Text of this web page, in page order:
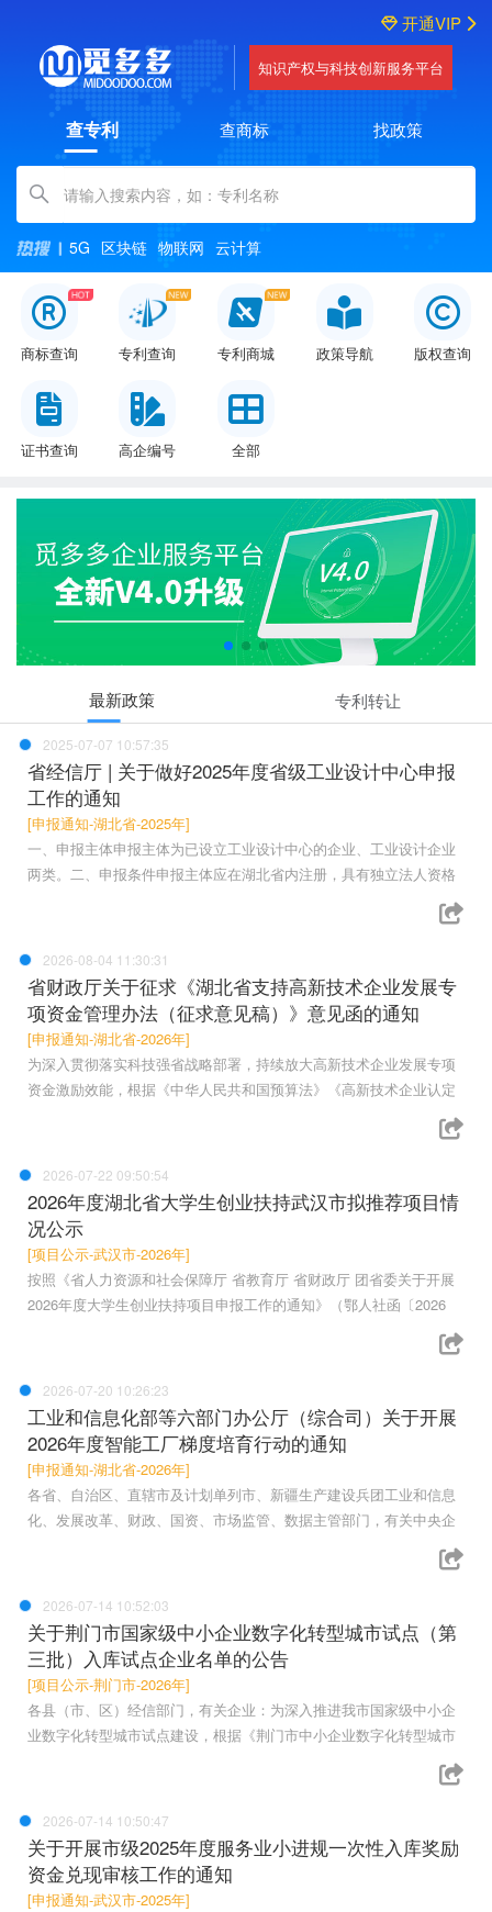
开通VIP
知识产权与科技创新服务平台
查专利 查商标 找政策
Amount (in dollars)
5G 区块链 物联网 云计算
商标查询 专利查询 专利商城 政策导航 版权查询
证书查询 高企编号 全部
最新政策 专利转让
2025-07-07 10:57:35
省经信厅 | 关于做好2025年度省级工业设计中心申报
工作的通知
[申报通知-湖北省-2025年]
一、申报主体申报主体为已设立工业设计中心的企业、工业设计企业
两类。二、申报条件申报主体应在湖北省内注册，具有独立法人资格
2026-08-04 11:30:31
省财政厅关于征求《湖北省支持高新技术企业发展专
项资金管理办法（征求意见稿）》意见函的通知
[申报通知-湖北省-2026年]
为深入贯彻落实科技强省战略部署，持续放大高新技术企业发展专项
资金激励效能，根据《中华人民共和国预算法》《高新技术企业认定
2026-07-22 09:50:54
2026年度湖北省大学生创业扶持武汉市拟推荐项目情
况公示
[项目公示-武汉市-2026年]
按照《省人力资源和社会保障厅 省教育厅 省财政厅 团省委关于开展
2026年度大学生创业扶持项目申报工作的通知》（鄂人社函〔2026
2026-07-20 10:26:23
工业和信息化部等六部门办公厅（综合司）关于开展
2026年度智能工厂梯度培育行动的通知
[申报通知-湖北省-2026年]
各省、自治区、直辖市及计划单列市、新疆生产建设兵团工业和信息
化、发展改革、财政、国资、市场监管、数据主管部门，有关中央企
2026-07-14 10:52:03
关于荆门市国家级中小企业数字化转型城市试点（第
三批）入库试点企业名单的公告
[项目公示-荆门市-2026年]
各县（市、区）经信部门，有关企业：为深入推进我市国家级中小企
业数字化转型城市试点建设，根据《荆门市中小企业数字化转型城市
2026-07-14 10:50:47
关于开展市级2025年度服务业小进规一次性入库奖励
资金兑现审核工作的通知
[申报通知-武汉市-2025年]